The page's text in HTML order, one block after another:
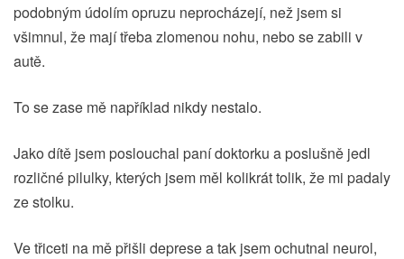
podobným údolím opruzu neprocházejí, než jsem si
všimnul, že mají třeba zlomenou nohu, nebo se zabili v
autě.
To se zase mě například nikdy nestalo.
Jako dítě jsem poslouchal paní doktorku a poslušně jedl
rozličné pilulky, kterých jsem měl kolikrát tolik, že mi padaly
ze stolku.
Ve třiceti na mě přišli deprese a tak jsem ochutnal neurol,